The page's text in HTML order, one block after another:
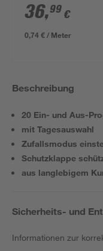
NYM-J 3x1,5mm²
m
36,99 €
0,74 € / Meter
Beschreibung
20 Ein- und Aus-
mit Tagesauswahl
Zufallsmodus
Schutzklappe
aus langlebigem
Sicherheits- und
Informationen zur